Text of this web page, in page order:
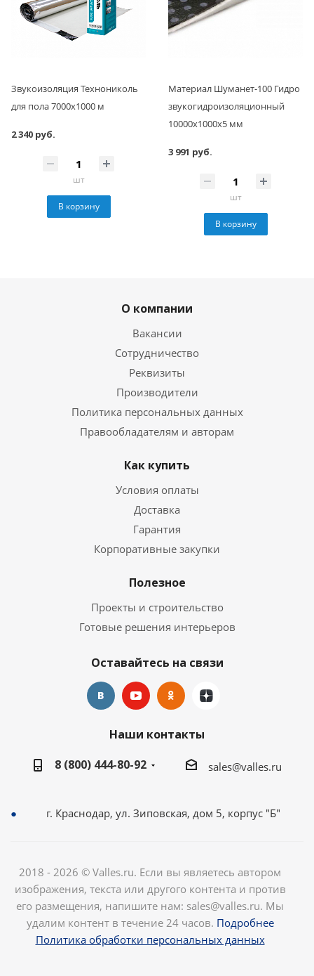
Звукоизоляция Технониколь
для пола 7000х1000 м
2 340 руб.
шт
В корзину
Материал Шуманет-100 Гидро
звукогидроизоляционный
10000х1000х5 мм
3 991 руб.
шт
В корзину
О компании
Вакансии
Сотрудничество
Реквизиты
Производители
Политика персональных данных
Правообладателям и авторам
Как купить
Условия оплаты
Доставка
Гарантия
Корпоративные закупки
Полезное
Проекты и строительство
Готовые решения интерьеров
Оставайтесь на связи
Наши контакты
8 (800) 444-80-92
sales@valles.ru
г. Краснодар, ул. Зиповская, дом 5, корпус "Б"
2018 - 2026 © Valles.ru. Если вы являетесь автором
изображения, текста или другого контента и против
его размещения, напишите нам: sales@valles.ru. Мы
удалим контент в течение 24 часов. Подробнее
Политика обработки персональных данных